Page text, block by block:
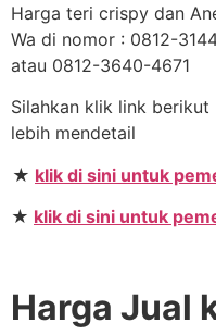
Harga teri crispy dan
Wa di nomor : 0812-
atau 0812-3640-4671
Silahkan klik link
lebih mendetail
★ klik di sini untuk
★ klik di sini untuk
Harga Jual